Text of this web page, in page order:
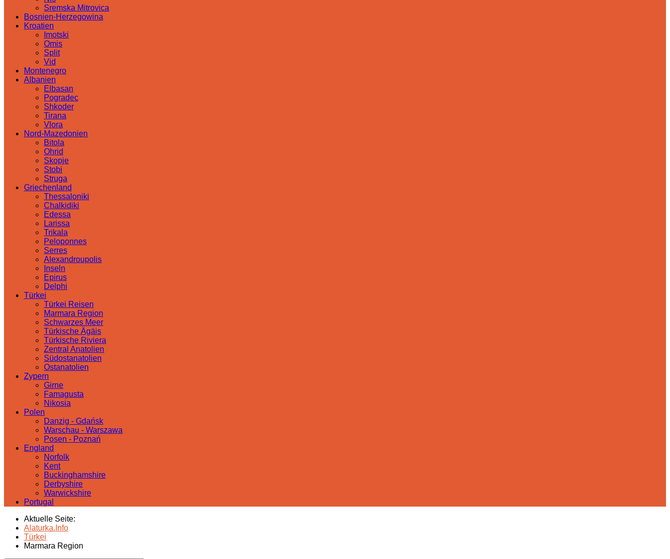
Sremska Mitrovica
Bosnien-Herzegowina
Kroatien
Imotski
Omis
Split
Vid
Montenegro
Albanien
Elbasan
Pogradec
Shkoder
Tirana
Vlora
Nord-Mazedonien
Bitola
Ohrid
Skopje
Stobi
Struga
Griechenland
Thessaloniki
Chalkidiki
Edessa
Larissa
Trikala
Peloponnes
Serres
Alexandroupolis
Inseln
Epirus
Delphi
Türkei
Türkei Reisen
Marmara Region
Schwarzes Meer
Türkische Ägäis
Türkische Riviera
Zentral Anatolien
Südostanatolien
Ostanatolien
Zypern
Girne
Famagusta
Nikosia
Polen
Danzig - Gdańsk
Warschau - Warszawa
Posen - Poznań
England
Norfolk
Kent
Buckinghamshire
Derbyshire
Warwickshire
Portugal
Aktuelle Seite:
Alaturka.Info
Türkei
Marmara Region